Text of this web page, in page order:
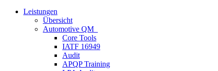
Leistungen
Übersicht
Automotive QM
Core Tools
IATF 16949
Audit
APQP Training